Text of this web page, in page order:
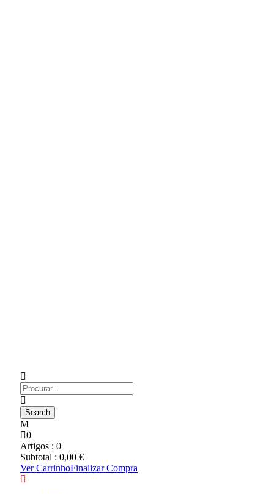
0
Artigos : 0
Subtotal : 0,00 €
Ver CarrinhoFinalizar Compra